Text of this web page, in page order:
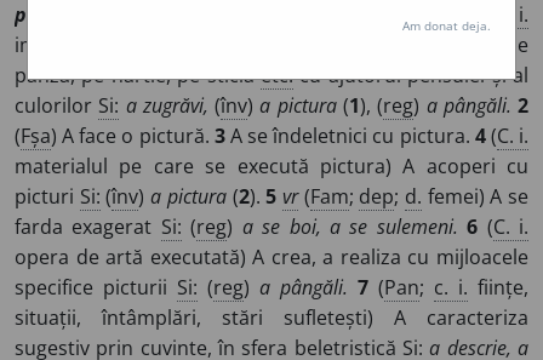
pict
C. i.
imagini, modele folosite) A reproduce, a reprezenta pe
pânză, pe hârtie, pe sticlăetc.cu ajutorul pensulei și al
culorilor Si: a zugrăvi, (înv)a pictura(1), (reg) a pângăli. 2
(Fșa) A face o pictură. 3A se îndeletnici cu pictura. 4(C. i.
materialul pe care se execută pictura) A acoperi cu
picturi Si: (înv)a pictura(2).5 vr(Fam; dep; d. femei) A se
farda exagerat Si: (reg) a se boi, a se sulemeni. 6 (C. i.
opera de artă executată) A crea, a realiza cu mijloacele
specifice picturii Si: (reg) a pângăli. 7 (Pan; c. i. ființe,
situații, întâmplări, stări sufletești) A caracteriza
sugestiv prin cuvinte, în sfera beletristică Si: a descrie, a
Am donat deja.